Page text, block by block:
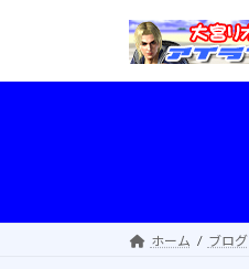
ッ
移
ホーム ブログ